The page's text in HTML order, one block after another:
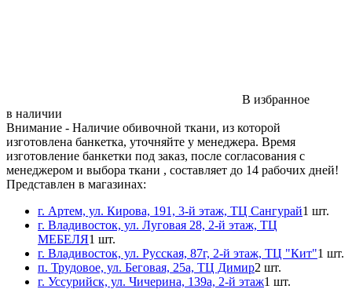
В избранное
в наличии
Внимание - Наличие обивочной ткани, из которой
изготовлена банкетка, уточняйте у менеджера. Время
изготовление банкетки под заказ, после согласования с
менеджером и выбора ткани , составляет до 14 рабочих дней!
Представлен в магазинах:
г. Артем, ул. Кирова, 191, 3-й этаж, ТЦ Сангурай1 шт.
г. Владивосток, ул. Луговая 28, 2-й этаж, ТЦ
МЕБЕЛЯ1 шт.
г. Владивосток, ул. Русская, 87г, 2-й этаж, ТЦ "Кит"1 шт.
п. Трудовое, ул. Беговая, 25а, ТЦ Димир2 шт.
г. Уссурийск, ул. Чичерина, 139а, 2-й этаж1 шт.